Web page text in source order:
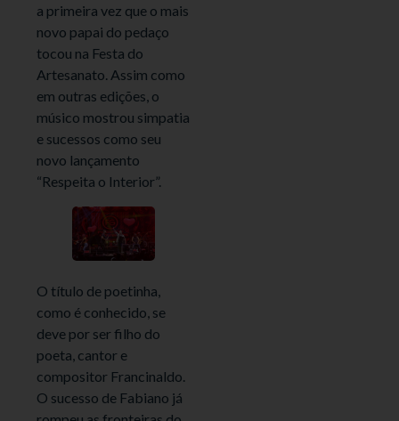
a primeira vez que o mais
novo papai do pedaço
tocou na Festa do
Artesanato. Assim como
em outras edições, o
músico mostrou simpatia
e sucessos como seu
novo lançamento
“Respeita o Interior”.
O título de poetinha,
como é conhecido, se
deve por ser filho do
poeta, cantor e
compositor Francinaldo.
O sucesso de Fabiano já